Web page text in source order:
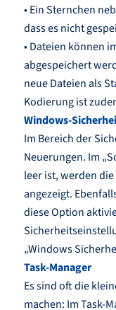
• Ein Sternchen
dass es nicht
• Dateien können
abgespeichert
neue Dateien als
Kodierung ist
Windows-
Im Bereich der
Neuerungen. Im
leer ist, werden
angezeigt.
diese Option
„Windows
Task-Manager
Es sind oft die
machen: Im Task-